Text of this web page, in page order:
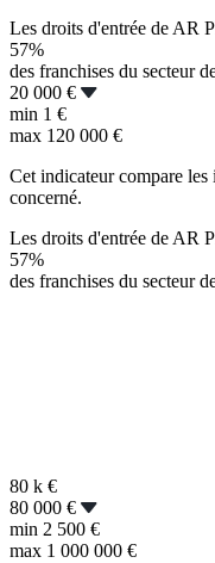
Les droits d'entrée de AR
57%
des franchises du secteur
20 000 €
min 1 €
max 120 000 €
Cet indicateur compare
concerné.
Les droits d'entrée de AR
57%
des franchises du secteur
80 k €
80 000 €
min 2 500 €
max 1 000 000 €